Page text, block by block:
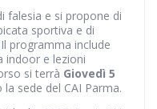
falesia e si propone di
sportiva e di
programma include
indoor e lezioni
si terrà Giovedì 5
la sede del CAI Parma.